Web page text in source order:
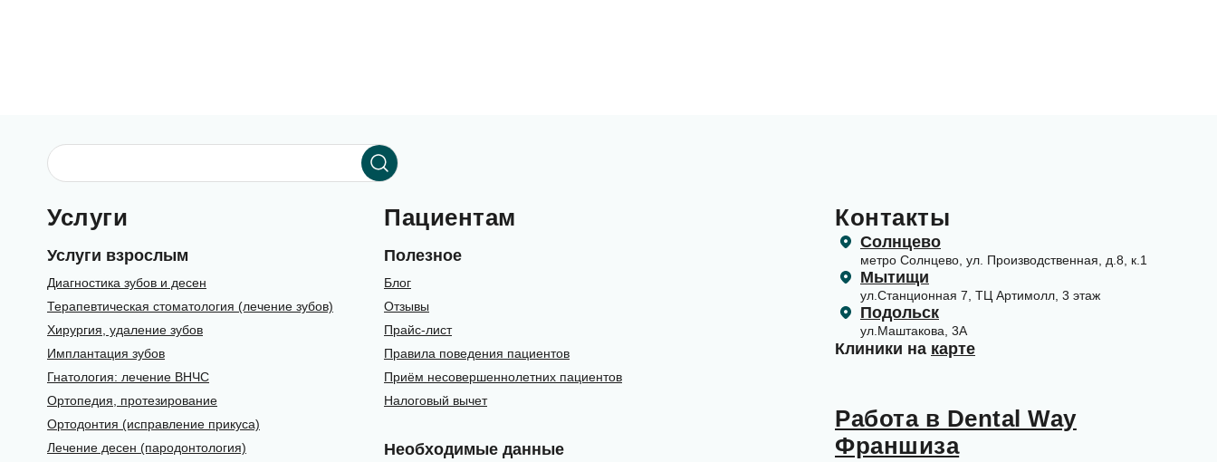
Услуги
Услуги взрослым
Диагностика зубов и десен
Терапевтическая стоматология (лечение зубов)
Хирургия, удаление зубов
Имплантация зубов
Гнатология: лечение ВНЧС
Ортопедия, протезирование
Ортодонтия (исправление прикуса)
Лечение десен (пародонтология)
Пациентам
Полезное
Блог
Отзывы
Прайс-лист
Правила поведения пациентов
Приём несовершеннолетних пациентов
Налоговый вычет
Необходимые данные
Контакты
Солнцево
метро Солнцево, ул. Производственная, д.8, к.1
Мытищи
ул.Станционная 7, ТЦ Артимолл, 3 этаж
Подольск
ул.Маштакова, 3А
Клиники на карте
Работа в Dental Way
Франшиза